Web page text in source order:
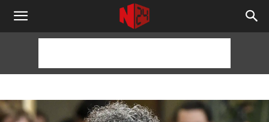
NOTICIAS
HORAS